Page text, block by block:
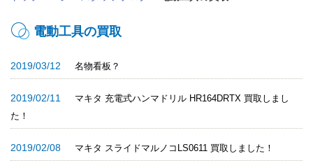
電動工具の買取
2019/03/12 名物看板？
2019/02/11
マキタ 充電式ハンマドリル HR164DRTX 買取しまし
た！
2019/02/08 マキタ スライドマルノコLS0611 買取しました！